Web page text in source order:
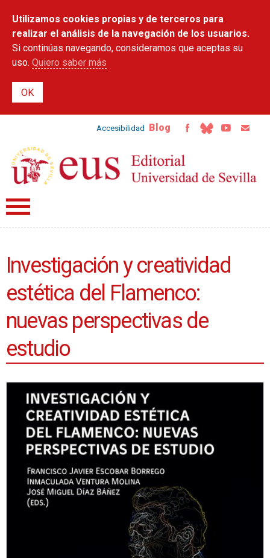
contenido
principal
Utilizamos cookies propias y de terceros para
realizar el análisis de la navegación de los usuarios.
Si continúas navegando, consideramos que aceptas su
uso. Quiero saber más
Accesibilidad Blog
Investigación y creatividad
estética del Flamenco:
nuevas perspectivas de
estudio